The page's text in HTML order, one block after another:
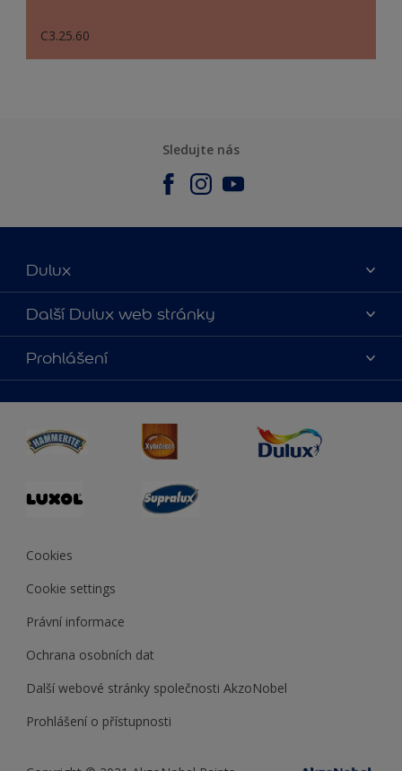
C3.25.60
Sledujte nás
Dulux
O nás
Kontaktujte nás
Najít obchod
Další Dulux web stránky
duluxmalir.cz
duluxmaliar.sk
duluxprodejnabarev.cz
duluxpredajnafarieb.sk
Prohlášení
Cookies
Cookie settings
Právní informace
Ochrana osobních dat
Další webové stránky společnosti AkzoNobel
Prohlášení o přístupnosti